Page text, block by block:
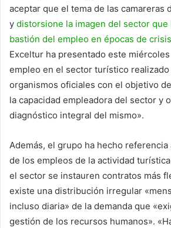
aceptar que el tema de las camareras
y distorsione la imagen del sector que
bastión del empleo en épocas de crisis
Exceltur ha presentado este
empleo en el sector turístico
organismos oficiales con el objetivo
la capacidad empleadora del sector y
diagnóstico integral del mismo».
Además, el grupo ha hecho referencia
de los empleos de la actividad
el sector se instauren contratos más
existe una distribución irregular
incluso diaria» de la demanda que
gestión de los recursos humanos».